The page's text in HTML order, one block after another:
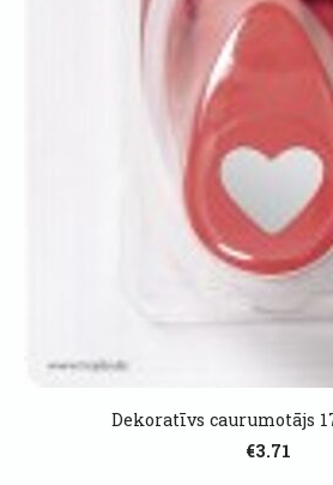
Dekoratīvs caurumotājs
€3.71